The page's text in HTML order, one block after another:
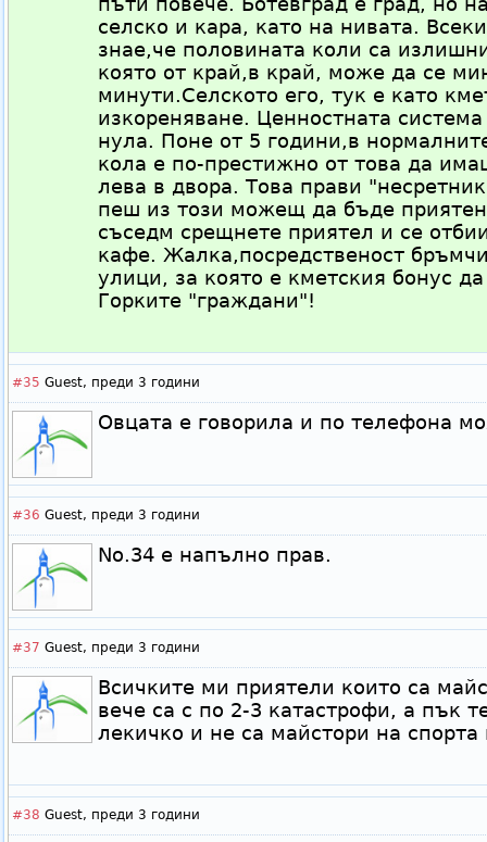
селско и кара, като на нивата.
знае,че половината коли са
която от край,в край, може да се
минути.Селското его, тук е като
изкореняване. Ценностната
нула. Поне от 5 години,в
кола е по-престижно от това да
лева в двора. Това прави
пеш из този можещ да бъде приятен
съседм срещнете приятел и се
кафе. Жалка,посредственост
улици, за която е кметския бонус
Горките "граждани"!
#35 Guest, преди 3 години
Овцата е говорила и по телефона
#36 Guest, преди 3 години
No.34 е напълно прав.
#37 Guest, преди 3 години
Всичките ми приятели които са
вече са с по 2-3 катастрофи, а пък
лекичко и не са майстори на
#38 Guest, преди 3 години